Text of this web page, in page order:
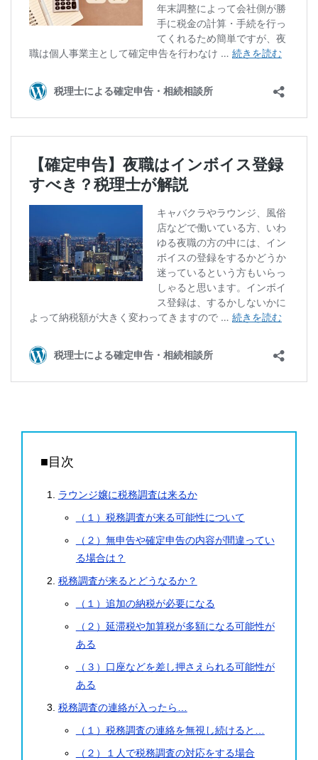
■目次
ラウンジ嬢に税務調査は来るか
（１）税務調査が来る可能性について
（２）無申告や確定申告の内容が間違ってい
る場合は？
税務調査が来るとどうなるか？
（１）追加の納税が必要になる
（２）延滞税や加算税が多額になる可能性が
ある
（３）口座などを差し押さえられる可能性が
ある
税務調査の連絡が入ったら…
（１）税務調査の連絡を無視し続けると…
（２）１人で税務調査の対応をする場合